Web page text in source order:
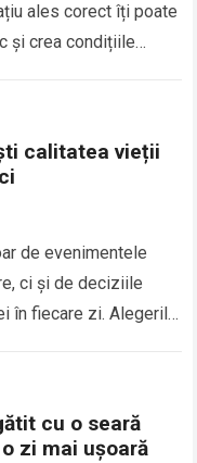
ales corect îți poate
și crea condițiile
calitatea vieții
de evenimentele
ci și de deciziile
în fiecare zi. Alegerile
cu o seară
zi mai ușoară